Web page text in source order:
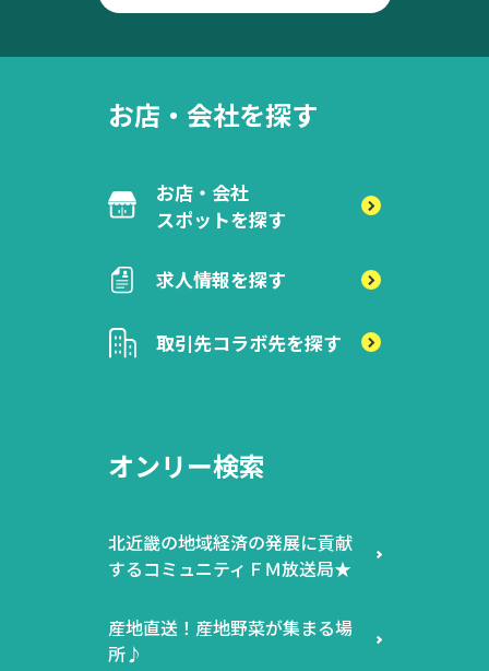
お店・会社を探す
お店・会社
スポットを探す
求人情報を探す
取引先コラボ先を探す
オンリー検索
北近畿の地域経済の発展に貢献
するコミュニティＦＭ放送局★
産地直送！産地野菜が集まる場
所♪